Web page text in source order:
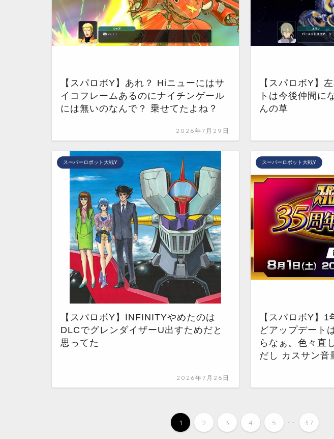
【スパロボY】あれ？ Hiニューにはサ
イコフレームあるのにナイチンゲール
には無いのなんで？ 乗せてたよね？
2026年7月29日
【スパロボY】
トは今後仲間に
んの草
スーパーロボット大戦Y
【スパロボY】INFINITYやめたのは
DLCでグレンダイザーU出すためだと
思ってた
2026年7月26日
スーパーロボット大戦Y
【スパロボY】
どアップデート
らなぁ。色々直
だし カスサン音
1 2 3 4 5 ... 37